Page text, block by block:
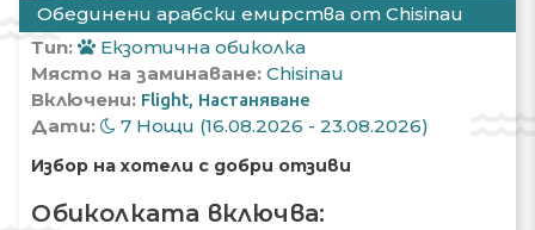
Обединени арабски емирства от Chisinau
Тип:
Екзотична обиколка
Място на заминаване:Chisinau
Включени: Flight Настаняване
Дати: 7 Нощи (16.08.2026 - 23.08.2026)
Избор на хотели с добри отзиви
Обиколката включва: